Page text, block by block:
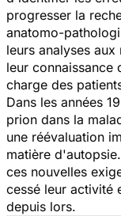
progresser la
anatomo-
leurs analyses
leur connaissance
charge des
Dans les années
prion dans la
une réévaluation
matière
ces nouvelles
cessé leur activité
depuis lors.